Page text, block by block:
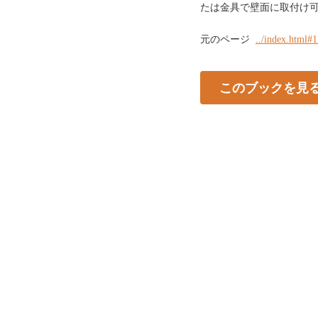
たは金具で壁面に取付け
元のページ ../
このブックを見